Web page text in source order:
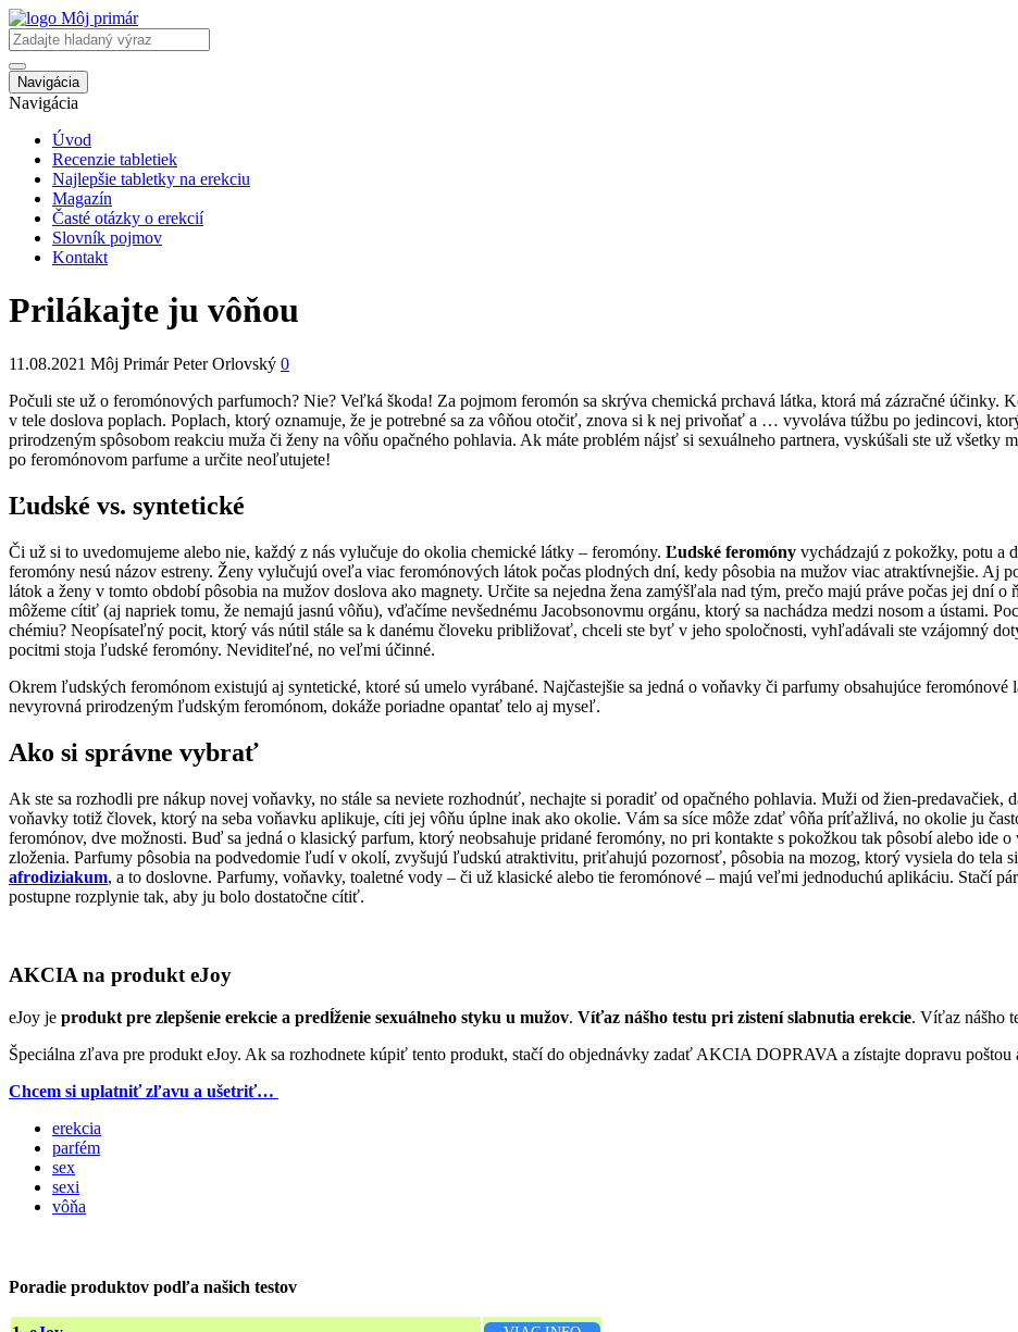
Navigácia
Navigácia
Úvod
Recenzie tabletiek
Najlepšie tabletky na erekciu
Magazín
Časté otázky o erekcií
Slovník pojmov
Kontakt
Prilákajte ju vôňou
11.08.2021 Môj Primár Peter Orlovský 0
Počuli ste už o feromónových parfumoch? Nie? Veľká škoda! Za pojmom feromón sa skrýva chemická prchavá látka, ktorá má zázračné účinky.
v tele doslova poplach. Poplach, ktorý oznamuje, že je potrebné sa za vôňou otočiť, znova si k nej privoňať a … vyvoláva túžbu po jedincovi,
prirodzeným spôsobom reakciu muža či ženy na vôňu opačného pohlavia. Ak máte problém nájsť si sexuálneho partnera, vyskúšali ste už všetky
po feromónovom parfume a určite neoľutujete!
Ľudské vs. syntetické
Či už si to uvedomujeme alebo nie, každý z nás vylučuje do okolia chemické látky – feromóny. Ľudské feromóny vychádzajú z pokožky, potu a
feromóny nesú názov estreny. Ženy vylučujú oveľa viac feromónových látok počas plodných dní, kedy pôsobia na mužov viac atraktívnejšie. Aj
látok a ženy v tomto období pôsobia na mužov doslova ako magnety. Určite sa nejedna žena zamýšľala nad tým, prečo majú práve počas jej dní
môžeme cítiť (aj napriek tomu, že nemajú jasnú vôňu), vďačíme nevšednému Jacobsonovmu orgánu, ktorý sa nachádza medzi nosom a ústami.
chémiu? Neopísateľný pocit, ktorý vás nútil stále sa k danému človeku približovať, chceli ste byť v jeho spoločnosti, vyhľadávali ste vzájomný
pocitmi stoja ľudské feromóny. Neviditeľné, no veľmi účinné.
Okrem ľudských feromónom existujú aj syntetické, ktoré sú umelo vyrábané. Najčastejšie sa jedná o voňavky či parfumy obsahujúce
nevyrovná prirodzeným ľudským feromónom, dokáže poriadne opantať telo aj myseľ.
Ako si správne vybrať
Ak ste sa rozhodli pre nákup novej voňavky, no stále sa neviete rozhodnúť, nechajte si poradiť od opačného pohlavia. Muži od žien-predavačiek,
voňavky totiž človek, ktorý na seba voňavku aplikuje, cíti jej vôňu úplne inak ako okolie. Vám sa síce môže zdať vôňa príťažlivá, no okolie ju
feromónov, dve možnosti. Buď sa jedná o klasický parfum, ktorý neobsahuje pridané feromóny, no pri kontakte s pokožkou tak pôsobí alebo ide
zloženia. Parfumy pôsobia na podvedomie ľudí v okolí, zvyšujú ľudskú atraktivitu, priťahujú pozornosť, pôsobia na mozog, ktorý vysiela do tela
afrodiziakum, a to doslovne. Parfumy, voňavky, toaletné vody – či už klasické alebo tie feromónové – majú veľmi jednoduchú aplikáciu. Stačí
postupne rozplynie tak, aby ju bolo dostatočne cítiť.
AKCIA na produkt eJoy
eJoy je produkt pre zlepšenie erekcie a predĺženie sexuálneho styku u mužov. Víťaz nášho testu pri zistení slabnutia erekcie. Víťaz nášho
Špeciálna zľava pre produkt eJoy. Ak sa rozhodnete kúpiť tento produkt, stačí do objednávky zadať AKCIA DOPRAVA a zístajte dopravu
Chcem si uplatniť zľavu a ušetriť…
erekcia
parfém
sex
sexi
vôňa
Poradie produktov podľa našich testov